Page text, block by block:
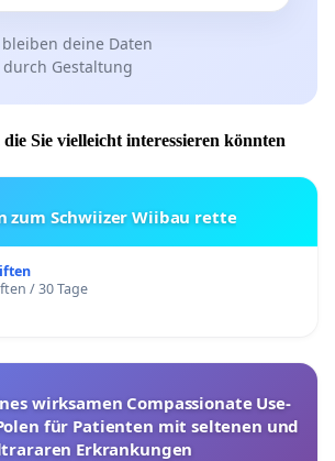
deine Daten
Gestaltung
Sie vielleicht interessieren könnten
zum Schwiizer Wiibau rette
/ 30 Tage
wirksamen Compassionate Use-
für Patienten mit seltenen und
Erkrankungen